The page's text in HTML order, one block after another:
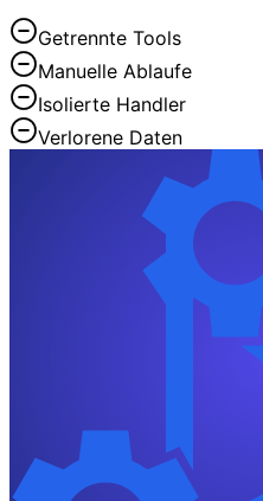
Getrennte Tools
Manuelle Ablaufe
Isolierte Handler
Verlorene Daten